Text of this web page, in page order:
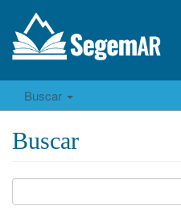
Buscar
Buscar